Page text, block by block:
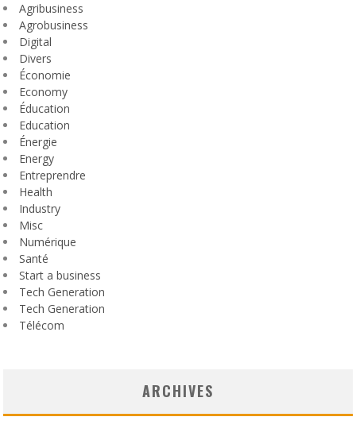
Agribusiness
Agrobusiness
Digital
Divers
Économie
Economy
Éducation
Education
Énergie
Energy
Entreprendre
Health
Industry
Misc
Numérique
Santé
Start a business
Tech Generation
Tech Generation
Télécom
ARCHIVES